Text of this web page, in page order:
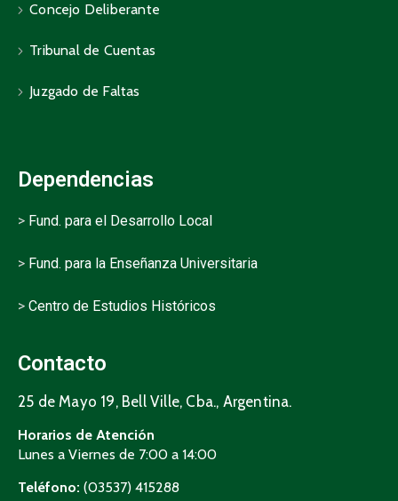
Concejo Deliberante
Tribunal de Cuentas
Juzgado de Faltas
Dependencias
> Fund. para el Desarrollo Local
> Fund. para la Enseñanza Universitaria
> Centro de Estudios Históricos
Contacto
25 de Mayo 19, Bell Ville, Cba., Argentina.
Horarios de Atención
Lunes a Viernes de 7:00 a 14:00
Teléfono: (03537) 415288